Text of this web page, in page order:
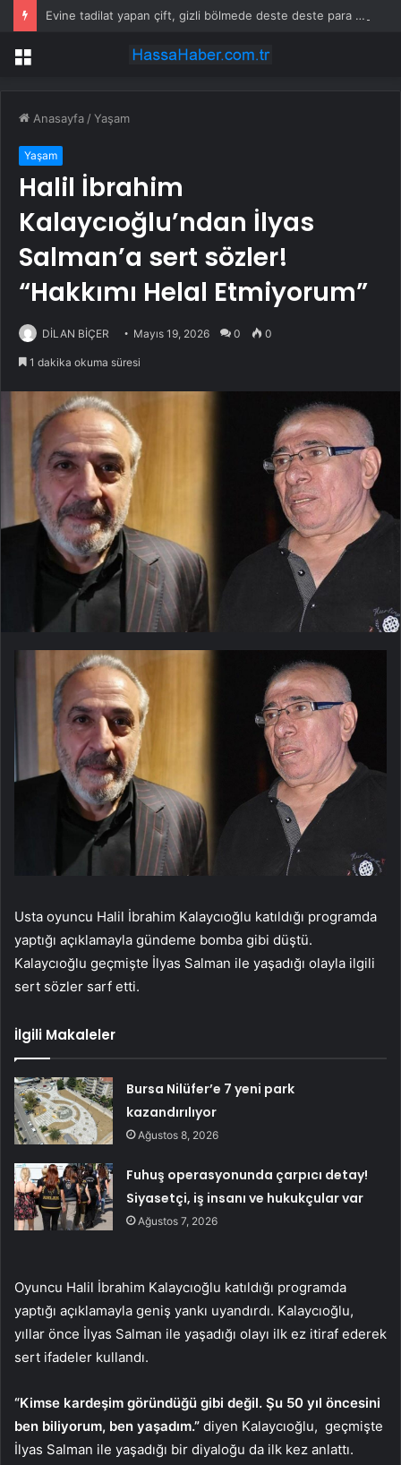
Evine tadilat yapan çift, gizli bölmede deste deste para buldu
Menü
Anasayfa /Yaşam
Yaşam
Halil İbrahim
Kalaycıoğlu’ndan İlyas
Salman’a sert sözler!
“Hakkımı Helal Etmiyorum”
DİLAN BİÇER Mayıs 19, 2026 0 0
1 dakika okuma süresi
Usta oyuncu Halil İbrahim Kalaycıoğlu katıldığı programda
yaptığı açıklamayla gündeme bomba gibi düştü.
Kalaycıoğlu geçmişte İlyas Salman ile yaşadığı olayla ilgili
sert sözler sarf etti.
İlgili Makaleler
Bursa Nilüfer’e 7 yeni park
kazandırılıyor
Ağustos 8, 2026
Fuhuş operasyonunda çarpıcı detay!
Siyasetçi, iş insanı ve hukukçular var
Ağustos 7, 2026
Oyuncu Halil İbrahim Kalaycıoğlu katıldığı programda
yaptığı açıklamayla geniş yankı uyandırdı. Kalaycıoğlu,
yıllar önce İlyas Salman ile yaşadığı olayı ilk ez itiraf ederek
sert ifadeler kullandı.
“Kimse kardeşim göründüğü gibi değil. Şu 50 yıl öncesini
ben biliyorum, ben yaşadım.” diyen Kalaycıoğlu, geçmişte
İlyas Salman ile yaşadığı bir diyaloğu da ilk kez anlattı.